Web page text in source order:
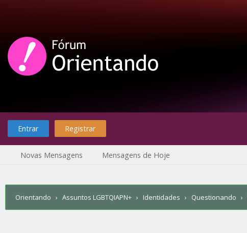
Entrar Registrar
Novas Mensagens Mensagens de Hoje
Orientando › Assuntos LGBTQIAPN+ › Identidades › Questionando ›